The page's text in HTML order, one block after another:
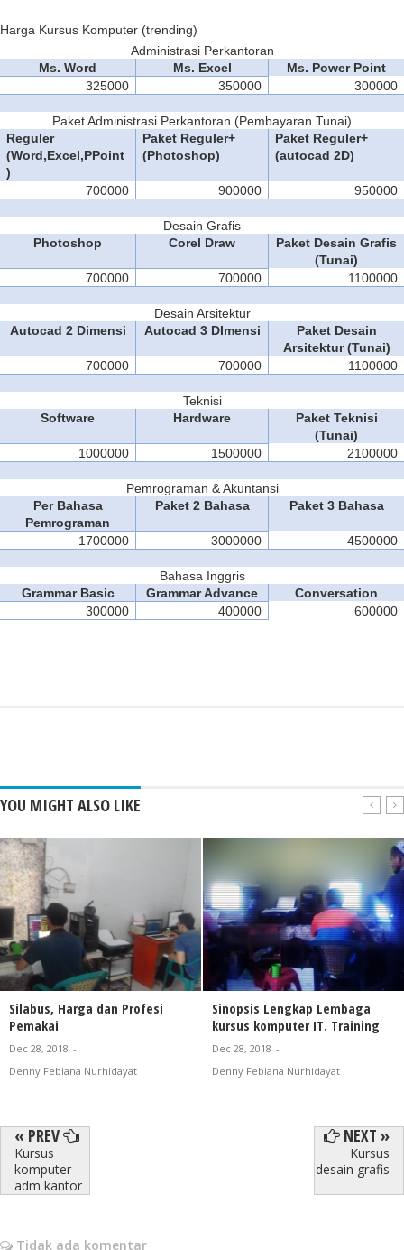
Harga Kursus Komputer (trending)
Administrasi Perkantoran
Ms. Word
Ms. Excel
Ms. Power Point
325000
350000 300000
Paket Administrasi Perkantoran (Pembayaran Tunai)
Reguler
(Word,Excel,PPoint
)
Paket Reguler+
(Photoshop)
Paket Reguler+
(autocad 2D)
700000 900000 950000
Desain Grafis
Photoshop
Corel Draw
Paket Desain Grafis
(Tunai)
700000
700000 1100000
Desain Arsitektur
Autocad 2 Dimensi
Autocad 3 DImensi
Paket Desain
Arsitektur (Tunai)
700000
700000 1100000
Teknisi
Software
Hardware
Paket Teknisi
(Tunai)
1000000
1500000 2100000
Pemrograman & Akuntansi
Per Bahasa
Pemrograman
Paket 2 Bahasa Paket 3 Bahasa
1700000 3000000 4500000
Bahasa Inggris
Grammar Basic
Grammar Advance
Conversation
300000
400000 600000
YOU MIGHT ALSO LIKE
Silabus, Harga dan Profesi
Pemakai
Dec 28, 2018 -
Denny Febiana Nurhidayat
Sinopsis Lengkap Lembaga
kursus komputer IT. Training
Dec 28, 2018 -
Denny Febiana Nurhidayat
« PREV
Kursus
komputer
adm kantor
NEXT »
Kursus
desain grafis
Tidak ada komentar